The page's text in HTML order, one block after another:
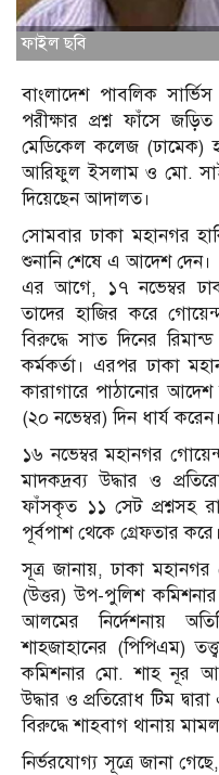
ফাইল ছবি
বাংলাদেশ পাবলিক
পরীক্ষার প্রশ্ন ফাঁসে
মেডিকেল কলেজ (ঢামেক)
আরিফুল ইসলাম ও মো.
দিয়েছেন আদালত।
সোমবার ঢাকা মহানগর
শুনানি শেষে এ আদেশ দেন।
এর আগে, ১৭ নভেম্বর
তাদের হাজির করে
বিরুদ্ধে সাত দিনের
কর্মকর্তা। এরপর ঢাকা
কারাগারে পাঠানোর আদেশ
(২০ নভেম্বর) দিন ধার্য করেন।
১৬ নভেম্বর মহানগর
মাদকদ্রব্য উদ্ধার ও
ফাঁসকৃত ১১ সেট প্রশ্নসহ
পূর্বপাশ থেকে গ্রেফতার করে।
সূত্র জানায়, ঢাকা
(উত্তর) উপ-পুলিশ
আলমের নির্দেশনায়
শাহজাহানের (পিপিএম)
কমিশনার মো. শাহ নূর
উদ্ধার ও প্রতিরোধ টিম
বিরুদ্ধে শাহবাগ থানায়
নির্ভরযোগ্য সূত্রে জানা